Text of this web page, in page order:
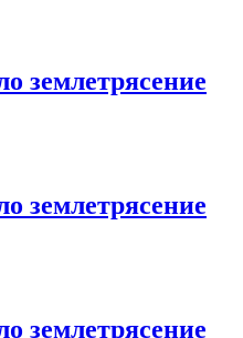
землетрясение
землетрясение
землетрясение